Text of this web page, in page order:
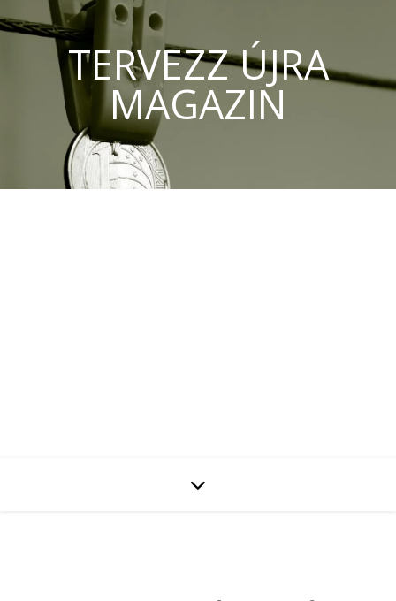
TERVEZZ ÚJRA
MAGAZIN